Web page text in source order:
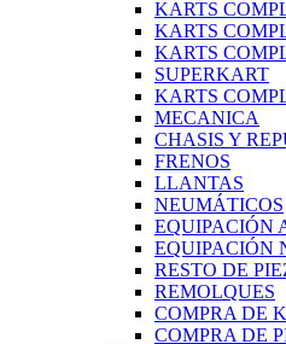
KARTS
KARTS
KARTS
SUPERKART
KARTS
MECANICA
CHASIS Y
FRENOS
LLANTAS
NEUMÁTICOS
EQUIPACIÓN
EQUIPACIÓN
RESTO DE
REMOLQUES
COMPRA DE
COMPRA DE